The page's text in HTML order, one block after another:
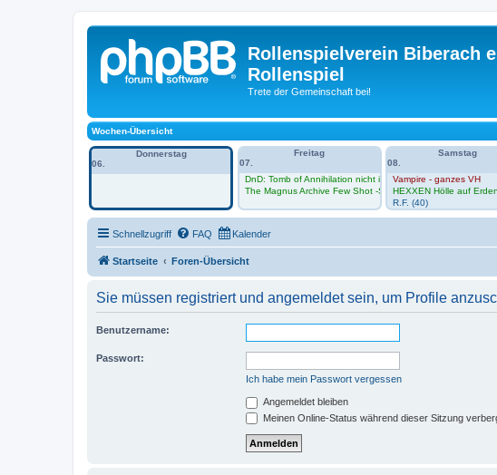
Rollenspielverein Biberach
Rollenspiel
Trete der Gemeinschaft bei!
Wochen-Übersicht
Donnerstag
06.
Freitag
07.
DnD: Tomb of Annihilation nicht im Vh
The Magnus Archive Few Shot -Session Zero im VH
Samstag
08.
Vampire - ganzes VH
HEXXEN Hölle auf
R.F. (40)
Schnellzugriff FAQ Kalender
Startseite Foren-Übersicht
Sie müssen registriert und angemeldet sein, um Profile
Benutzername:
Passwort:
Ich habe mein Passwort vergessen
Angemeldet bleiben
Meinen Online-Status während dieser Sitzung